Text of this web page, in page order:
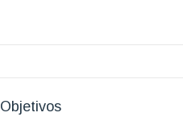
Objetivos